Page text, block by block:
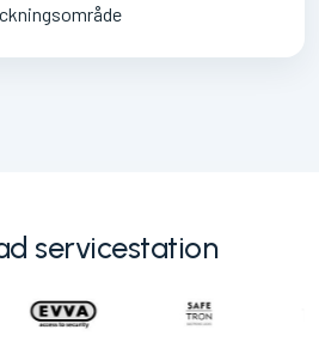
servicestation